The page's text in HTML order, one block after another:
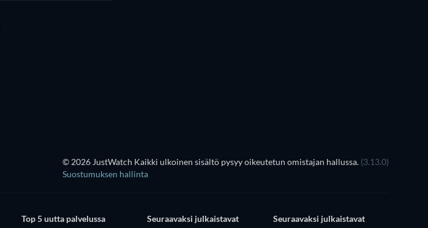
© 2026 JustWatch Kaikki ulkoinen sisältö pysyy oikeutetun omistajan hallussa. (3.13.0)
Suostumuksen hallinta
Top 5 uutta palvelussa
Seuraavaksi julkaistavat
Seuraavaksi julkaistavat